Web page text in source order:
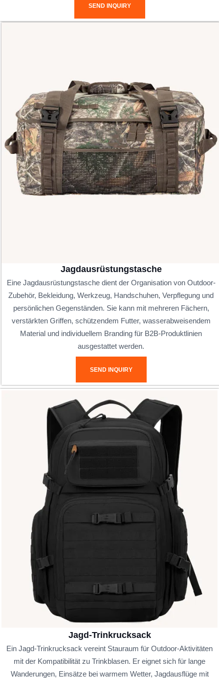
SEND INQUIRY
Jagdausrüstungstasche
Eine Jagdausrüstungstasche dient der Organisation von Outdoor-
Zubehör, Bekleidung, Werkzeug, Handschuhen, Verpflegung und
persönlichen Gegenständen. Sie kann mit mehreren Fächern,
verstärkten Griffen, schützendem Futter, wasserabweisendem
Material und individuellem Branding für B2B-Produktlinien
ausgestattet werden.
SEND INQUIRY
Jagd-Trinkrucksack
Ein Jagd-Trinkrucksack vereint Stauraum für Outdoor-Aktivitäten
mit der Kompatibilität zu Trinkblasen. Er eignet sich für lange
Wanderungen, Einsätze bei warmem Wetter, Jagdausflüge mit